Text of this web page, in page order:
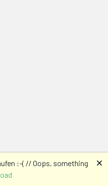
:-( // Oops, something
🗙